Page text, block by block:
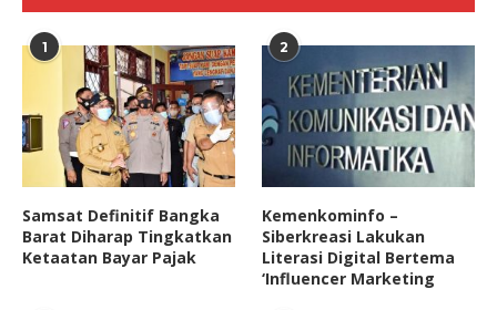
1
Samsat Definitif Bangka
Barat Diharap Tingkatkan
Ketaatan Bayar Pajak
2
Kemenkominfo –
Siberkreasi Lakukan
Literasi Digital Bertema
‘Influencer Marketing